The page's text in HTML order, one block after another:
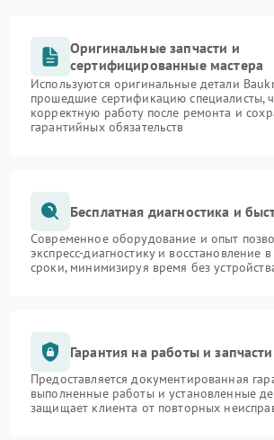
Оригинальные запчасти и
сертифицированные мастера
Используются оригинальные детали
прошедшие сертификацию специалисты,
корректную работу после ремонта и
гарантийных обязательств
Бесплатная диагностика и
Современное оборудование и опыт
экспресс-диагностику и восстановление
сроки, минимизируя время без
Гарантия на работы и запчасти
Предоставляется документированная
выполненные работы и установленные
защищает клиента от повторных